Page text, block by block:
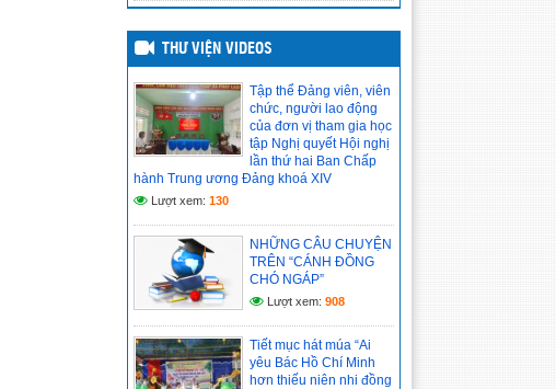
Hồ sơ đánh giá chuẩn nghề
nghiệp giáo viên năm học
2025–2026
(12/05/2026)
THƯ VIỆN VIDEOS
Tập thể Đảng viên, viên
chức, người lao động
của đơn vị tham gia học
tập Nghị quyết Hội nghị
lần thứ hai Ban Chấp
hành Trung ương Đảng khoá XIV
Lượt xem: 130
NHỮNG CÂU CHUYỆN
TRÊN “CÁNH ĐỒNG
CHÓ NGÁP”
Lượt xem: 908
Tiết mục hát múa “Ai
yêu Bác Hồ Chí Minh
hơn thiếu niên nhi đồng